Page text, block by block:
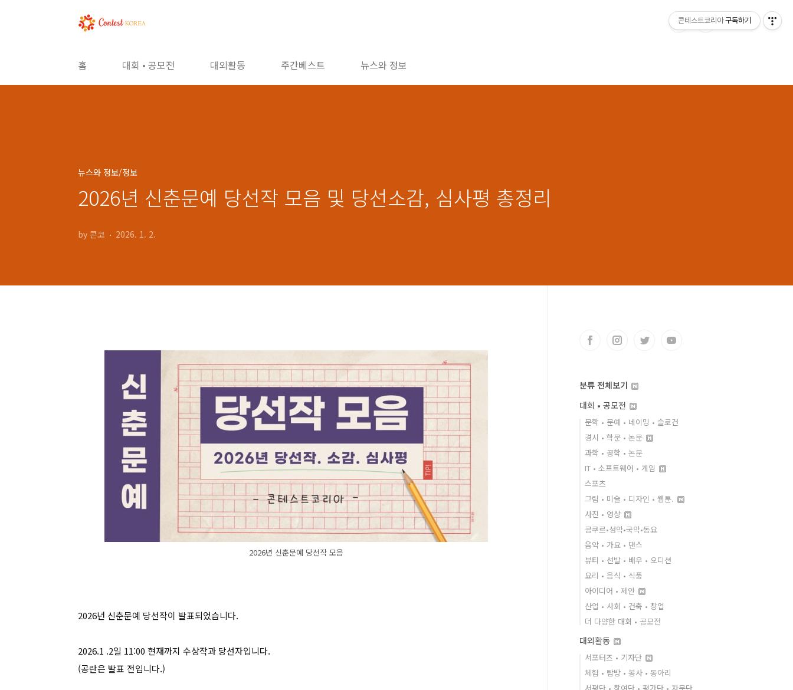
홈 대회 • 공모전 대외활동 주간베스트 뉴스와 정보
뉴스와 정보/정보
2026년 신춘문예 당선작 모음 및 당선소감, 심사평 총정리
by 콘코 2026. 1. 2.
2026년 신춘문예 당선작 모음
2026년 신춘문예 당선작이 발표되었습니다.
2026.1 .2일 11:00 현재까지 수상작과 당선자입니다.
(공란은 발표 전입니다.)
분류 전체보기
대회 • 공모전
문학 • 문예 • 네이밍 • 슬로건
경시 • 학문 • 논문
과학 • 공학 • 논문
IT • 소프트웨어 • 게임
스포츠
그림 • 미술 • 디자인 • 웹툰.
사진 • 영상
콩쿠르•성악•국악•동요
음악 • 가요 • 댄스
뷰티 • 선발 • 배우 • 오디션
요리 • 음식 • 식품
아이디어 • 제안
산업 • 사회 • 건축 • 창업
더 다양한 대회 • 공모전
대외활동
서포터즈 • 기자단
체험 • 탐방 • 봉사 • 동아리
콘테스트코리아 구독하기